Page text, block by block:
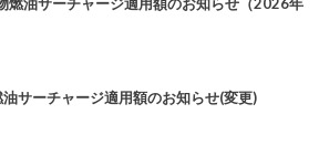
燃油サーチャージ適用額のお知らせ（2026年
サーチャージ適用額のお知らせ(変更)